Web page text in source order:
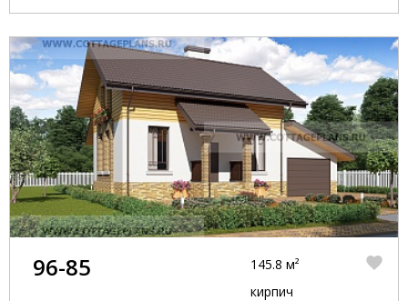
96-85
145.8 м²
кирпич